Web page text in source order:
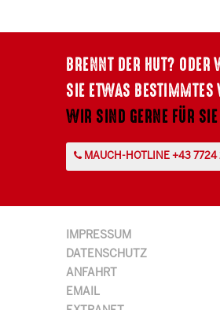
BRENNT DER HUT? ODER
SIE ETWAS
WIR SIND GERNE FÜR
MAUCH-HOTLINE +43
IMPRESSUM
DATENSCHUTZ
ANFAHRT
EMAIL